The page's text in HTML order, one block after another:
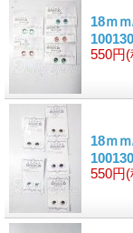
18ｍ
550円
18ｍ
550円